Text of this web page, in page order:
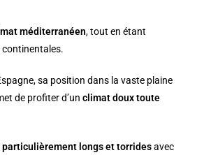
méditerranéen, tout en étant
continentales.
sa position dans la vaste plaine
de profiter d’unclimat doux toute
particulièrement longs et torridesavec